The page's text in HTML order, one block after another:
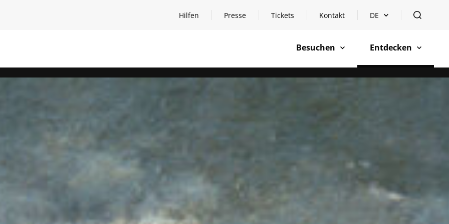
Hilfen
Hilfen öffnen Presse Tickets Kontakt Sprachauswahl öffnen
DE öffnen
Besuchen
öffnen Entdecken
öffnen